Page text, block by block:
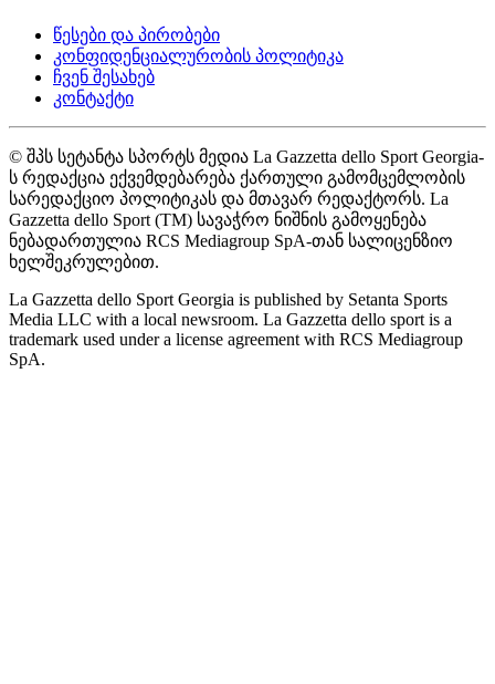
წესები და პირობები
კონფიდენციალურობის პოლიტიკა
ჩვენ შესახებ
კონტაქტი
© შპს სეტანტა სპორტს მედია La Gazzetta dello Sport Georgia-
ს რედაქცია ექვემდებარება ქართული გამომცემლობის
სარედაქციო პოლიტიკას და მთავარ რედაქტორს. La
Gazzetta dello Sport (TM) სავაჭრო ნიშნის გამოყენება
ნებადართულია RCS Mediagroup SpA-თან სალიცენზიო
ხელშეკრულებით.
La Gazzetta dello Sport Georgia is published by Setanta Sports
Media LLC with a local newsroom. La Gazzetta dello sport is a
trademark used under a license agreement with RCS Mediagroup
SpA.